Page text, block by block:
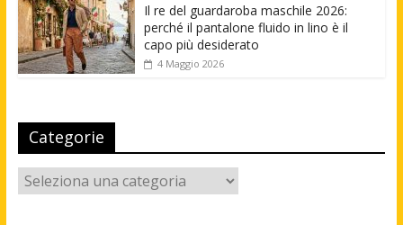
Il re del guardaroba maschile 2026:
perché il pantalone fluido in lino è il
capo più desiderato
4 Maggio 2026
Categorie
Categorie